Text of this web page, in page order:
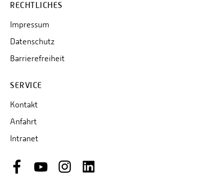
RECHTLICHES
Impressum
Datenschutz
Barrierefreiheit
SERVICE
Kontakt
Anfahrt
Intranet